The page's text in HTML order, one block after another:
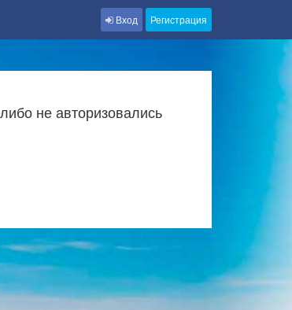
Вход Регистрация
не авторизовались